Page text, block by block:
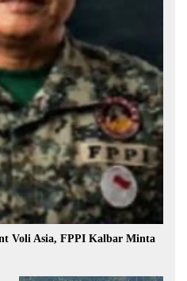
Voli Asia, FPPI Kalbar Minta